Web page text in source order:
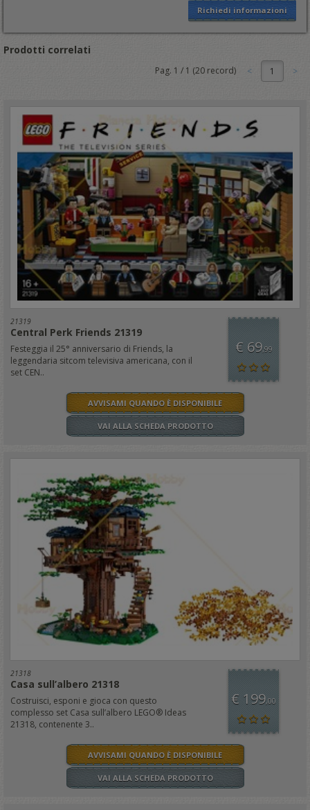
Richiedi informazioni
Prodotti correlati
Pag. 1 / 1 (20 record) 1
21319
Central Perk Friends 21319
Festeggia il 25° anniversario di Friends, la
leggendaria sitcom televisiva americana, con il
set CEN..
€ 69,99
AVVISAMI QUANDO È DISPONIBILE
VAI ALLA SCHEDA PRODOTTO
21318
Casa sull’albero 21318
Costruisci, esponi e gioca con questo
complesso set Casa sull’albero LEGO® Ideas
21318, contenente 3..
€ 199,00
AVVISAMI QUANDO È DISPONIBILE
VAI ALLA SCHEDA PRODOTTO